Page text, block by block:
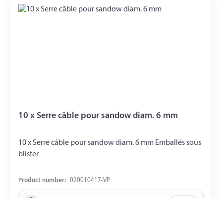
10 x Serre câble pour sandow diam. 6 mm
10 x Serre câble pour sandow diam. 6 mm Emballés sous
blister
Product number: 020010417-VP